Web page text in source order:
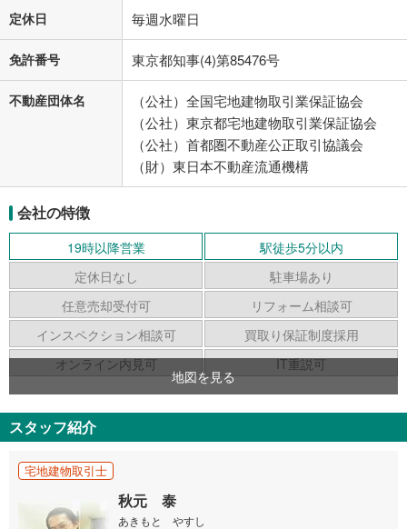
定休日 毎週水曜日
免許番号 東京都知事(4)第85476号
不動産団体名
（公社）全国宅地建物取引業保証協会
（公社）東京都宅地建物取引業保証協会
（公社）首都圏不動産公正取引協議会
（財）東日本不動産流通機構
会社の特徴
19時以降営業
駅徒歩5分以内
定休日なし
駐車場あり
任意売却受付可
リフォーム相談可
インスペクション相談可
買取り保証制度採用
オンライン内見可
IT重説可
地図を見る
スタッフ紹介
宅地建物取引士
秋元 泰
あきもと やすし